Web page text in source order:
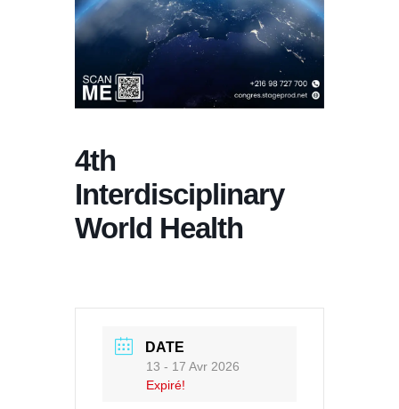
4th
Interdisciplinary
World Health
DATE
13 - 17 Avr 2026
Expiré!